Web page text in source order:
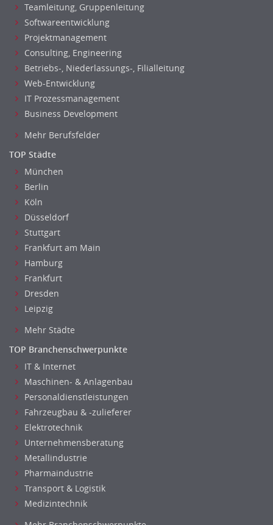
Brandschutz
Prozessmanagement
Qualitätsmanagement
Technische Dokumentation
Technischer Systemplaner, Bauzeichner
Verfahrenstechnik
Technisches Gebäudemanagement (TGM)
Anwendungsadministration
Consulting, Engineering
Data Warehouse, Business Intelligence
Embedded Systems
Helpdesk
IT Leitung, Teamleitung
Projektmanagement
IT Prozessmanagement
Security
Softwareentwicklung
Systemadministration, Netzwerkadministration
Web-Entwicklung
Wirtschaftsinformatik
Biologie
Biotechnologie
Chemie
Geowissenschaften
Labor, Forschung
Teamleitung, Gruppenleitung
Softwareentwicklung
Projektmanagement
Consulting, Engineering
Betriebs-, Niederlassungs-, Filialleitung
Web-Entwicklung
IT Prozessmanagement
Business Development
Mehr Berufsfelder
TOP Städte
München
Berlin
Köln
Düsseldorf
Stuttgart
Frankfurt am Main
Hamburg
Frankfurt
Dresden
Leipzig
Mehr Städte
TOP Branchenschwerpunkte
IT & Internet
Maschinen- & Anlagenbau
Personaldienstleistungen
Fahrzeugbau & -zulieferer
Elektrotechnik
Unternehmensberatung
Metallindustrie
Pharmaindustrie
Transport & Logistik
Medizintechnik